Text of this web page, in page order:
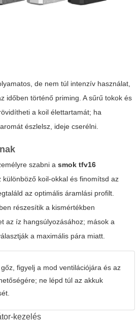
de nem túl intenzív használat,
időben történő priming. A sűrű tokok és
a koil élettartamát; ha
észlelsz, ideje cserélni.
szabni a smok tfv16
koil-okkal és finomítsd az
az optimális áramlási profilt.
részesítik a kismértékben
az íz hangsúlyozásához; mások a
a maximális pára miatt.
figyelj a mod ventilációjára és az
ne lépd túl az akkuk
kezelés